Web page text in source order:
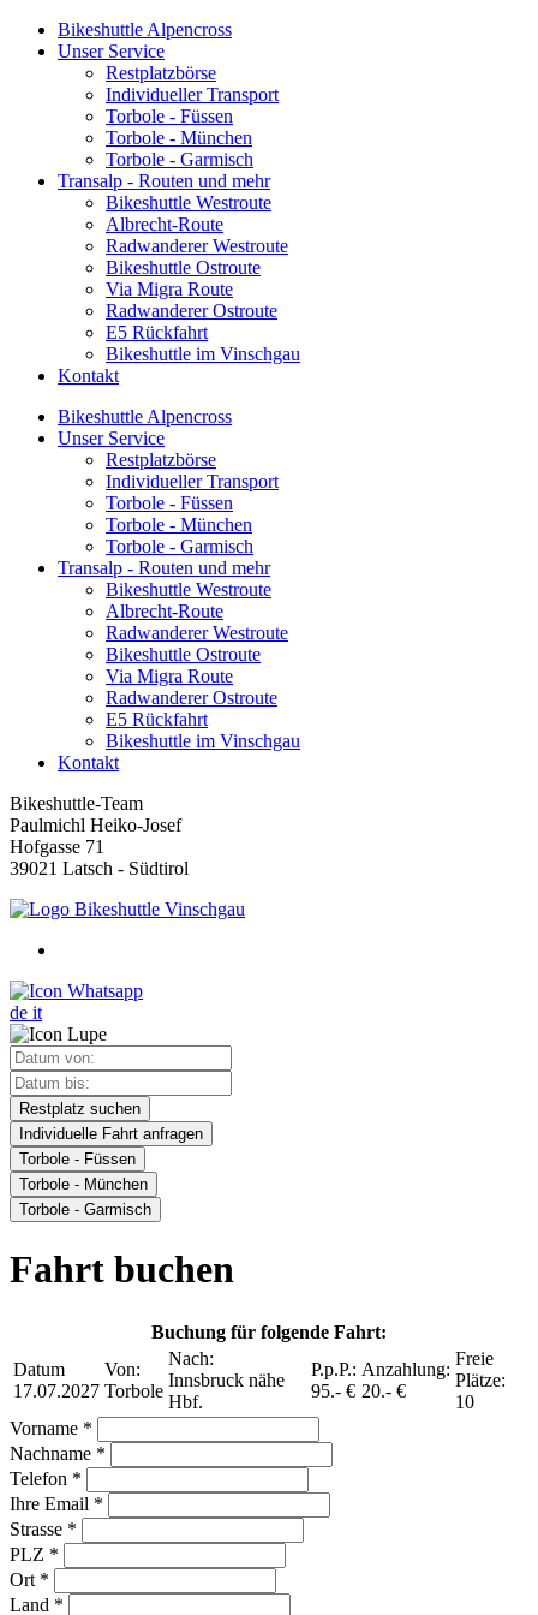
Bikeshuttle Alpencross
Unser Service
Restplatzbörse
Individueller Transport
Torbole - Füssen
Torbole - München
Torbole - Garmisch
Transalp - Routen und mehr
Bikeshuttle Westroute
Albrecht-Route
Radwanderer Westroute
Bikeshuttle Ostroute
Via Migra Route
Radwanderer Ostroute
E5 Rückfahrt
Bikeshuttle im Vinschgau
Kontakt
Bikeshuttle Alpencross
Unser Service
Restplatzbörse
Individueller Transport
Torbole - Füssen
Torbole - München
Torbole - Garmisch
Transalp - Routen und mehr
Bikeshuttle Westroute
Albrecht-Route
Radwanderer Westroute
Bikeshuttle Ostroute
Via Migra Route
Radwanderer Ostroute
E5 Rückfahrt
Bikeshuttle im Vinschgau
Kontakt
Bikeshuttle-Team
Paulmichl Heiko-Josef
Hofgasse 71
39021 Latsch - Südtirol
de it
Restplatz suchen
Individuelle Fahrt anfragen
Torbole - Füssen
Torbole - München
Torbole - Garmisch
Fahrt buchen
Buchung für folgende Fahrt:
Datum
17.07.2027
Von:
Torbole
Nach:
Innsbruck nähe
Hbf.
P.p.P.:
95.- €
Anzahlung:
20.- €
Freie
Plätze:
10
Vorname *
Nachname *
Telefon *
Ihre Email *
Strasse *
PLZ *
Ort *
Land *